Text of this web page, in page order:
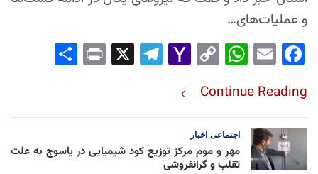
و عملیات‌های…
Fac
ok
Em
Wh
Ap
p
Co
Lin
k
Yah
l
Tel
Pri
Continue Reading
اجتماعی اخبار
مهر و موم مرکز توزیع کود شیمیایی در یاسوج به علت
تقلب و گرانفروشی